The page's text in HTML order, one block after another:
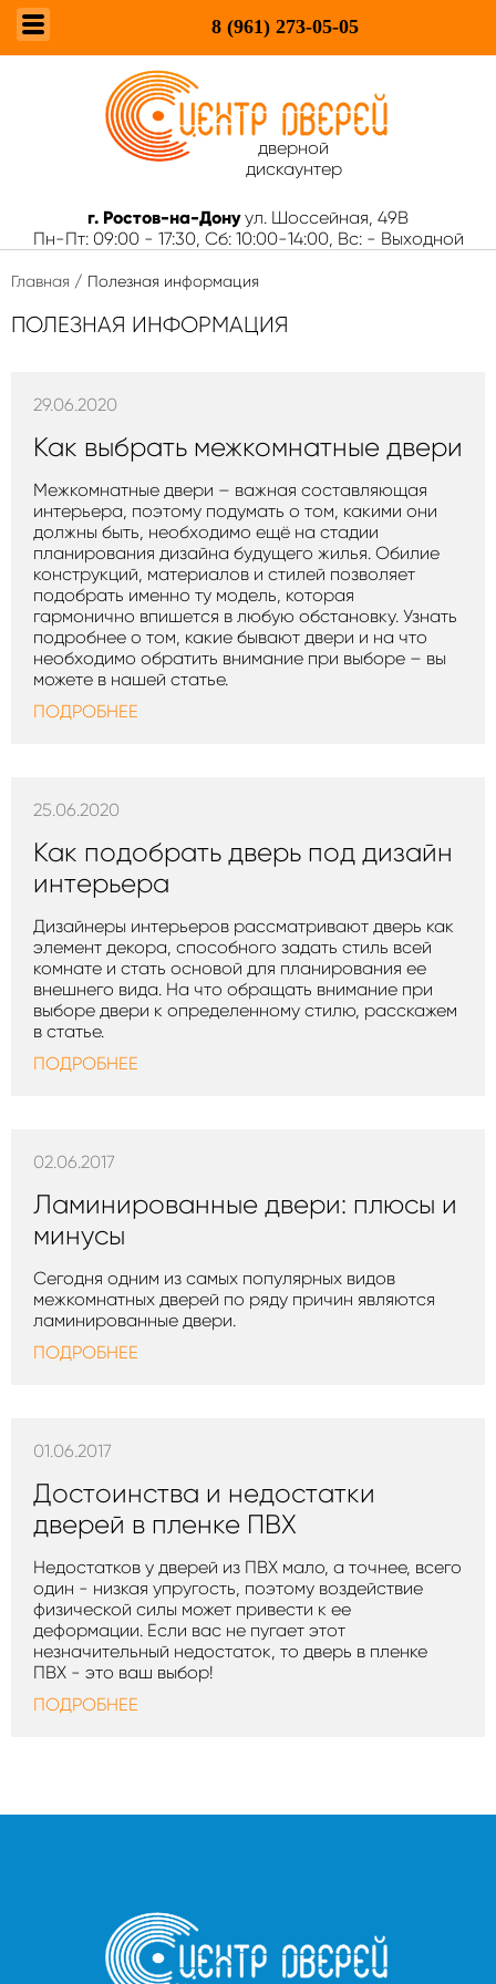
8 (961) 273-05-05
дверной
дискаунтер
г. Ростов-на-Дону ул. Шоссейная, 49В
Пн-Пт: 09:00 - 17:30, Сб: 10:00-14:00, Вс: - Выходной
Главная / Полезная информация
ПОЛЕЗНАЯ ИНФОРМАЦИЯ
29.06.2020
Как выбрать межкомнатные двери
Межкомнатные двери – важная составляющая
интерьера, поэтому подумать о том, какими они
должны быть, необходимо ещё на стадии
планирования дизайна будущего жилья. Обилие
конструкций, материалов и стилей позволяет
подобрать именно ту модель, которая
гармонично впишется в любую обстановку. Узнать
подробнее о том, какие бывают двери и на что
необходимо обратить внимание при выборе – вы
можете в нашей статье.
ПОДРОБНЕЕ
25.06.2020
Как подобрать дверь под дизайн
интерьера
Дизайнеры интерьеров рассматривают дверь как
элемент декора, способного задать стиль всей
комнате и стать основой для планирования ее
внешнего вида. На что обращать внимание при
выборе двери к определенному стилю, расскажем
в статье.
ПОДРОБНЕЕ
02.06.2017
Ламинированные двери: плюсы и
минусы
Сегодня одним из самых популярных видов
межкомнатных дверей по ряду причин являются
ламинированные двери.
ПОДРОБНЕЕ
01.06.2017
Достоинства и недостатки
дверей в пленке ПВХ
Недостатков у дверей из ПВХ мало, а точнее, всего
один - низкая упругость, поэтому воздействие
физической силы может привести к ее
деформации. Если вас не пугает этот
незначительный недостаток, то дверь в пленке
ПВХ - это ваш выбор!
ПОДРОБНЕЕ